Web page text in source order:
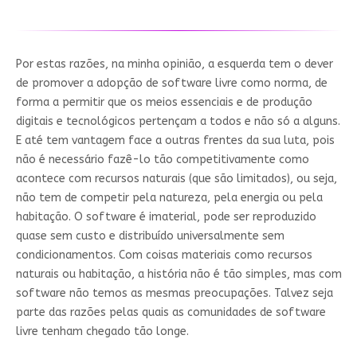
Por estas razões, na minha opinião, a esquerda tem o dever
de promover a adopção de software livre como norma, de
forma a permitir que os meios essenciais e de produção
digitais e tecnológicos pertençam a todos e não só a alguns.
E até tem vantagem face a outras frentes da sua luta, pois
não é necessário fazê-lo tão competitivamente como
acontece com recursos naturais (que são limitados), ou seja,
não tem de competir pela natureza, pela energia ou pela
habitação. O software é imaterial, pode ser reproduzido
quase sem custo e distribuído universalmente sem
condicionamentos. Com coisas materiais como recursos
naturais ou habitação, a história não é tão simples, mas com
software não temos as mesmas preocupações. Talvez seja
parte das razões pelas quais as comunidades de software
livre tenham chegado tão longe.